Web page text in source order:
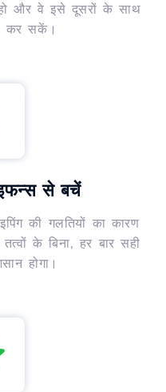
और वे इसे दूसरों के साथ
कर सकें।
से बचें
की गलतियों का कारण
के बिना, हर बार सही
होगा।